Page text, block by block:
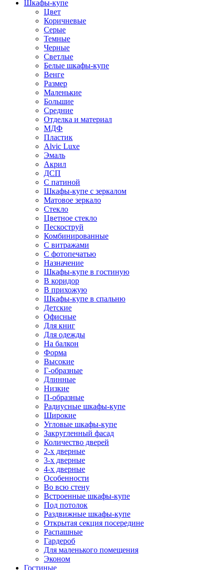
Шкафы-купе
Цвет
Коричневые
Серые
Темные
Черные
Светлые
Белые шкафы-купе
Венге
Размер
Маленькие
Большие
Средние
Отделка и материал
МДФ
Пластик
Alvic Luxe
Эмаль
Акрил
ДСП
С патиной
Шкафы-купе с зеркалом
Матовое зеркало
Стекло
Цветное стекло
Пескоструй
Комбинированные
С витражами
С фотопечатью
Назначение
Шкафы-купе в гостиную
В коридор
В прихожую
Шкафы-купе в спальню
Детские
Офисные
Для книг
Для одежды
На балкон
Форма
Высокие
Г-образные
Длинные
Низкие
П-образные
Радиусные шкафы-купе
Широкие
Угловые шкафы-купе
Закругленный фасад
Количество дверей
2-х дверные
3-х дверные
4-х дверные
Особенности
Во всю стену
Встроенные шкафы-купе
Под потолок
Раздвижные шкафы-купе
Открытая секция посередине
Распашные
Гардероб
Для маленького помещения
Эконом
Гостиные